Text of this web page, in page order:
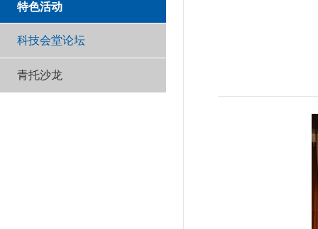
特色活动
科技会堂论坛
青托沙龙